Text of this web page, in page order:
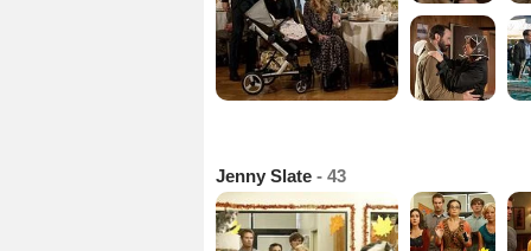
Jenny Slate - 43